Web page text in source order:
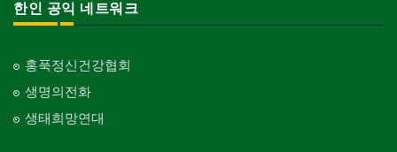
한인 공익 네트워크
홍푹정신건강협회
생명의전화
생태희망연대